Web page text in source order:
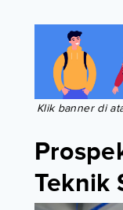
Klik banner di
Teknik